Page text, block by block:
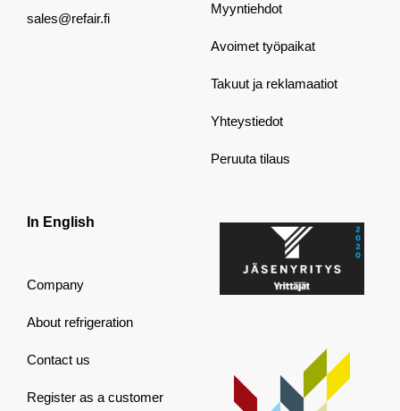
sales@refair.fi
Myyntiehdot
Avoimet työpaikat
Takuut ja reklamaatiot
Yhteystiedot
Peruuta tilaus
In English
Company
About refrigeration
Contact us
Register as a customer